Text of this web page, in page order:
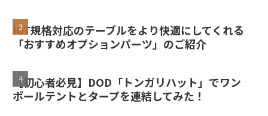
IGT規格対応のテーブルをより快適にしてくれる
「おすすめオプションパーツ」のご紹介
【初心者必見】DOD「トンガリハット」でワン
ポールテントとタープを連結してみた！